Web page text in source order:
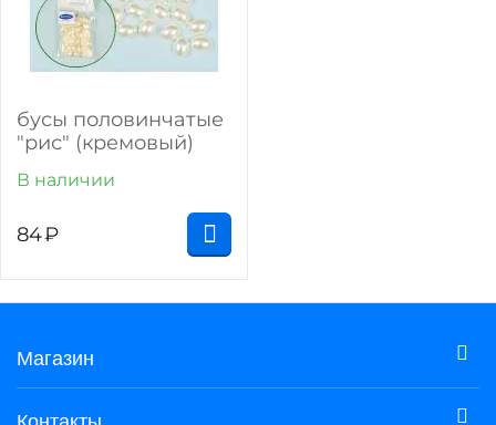
бусы половинчатые
"рис" (кремовый)
В наличии
84₽
Магазин
Контакты